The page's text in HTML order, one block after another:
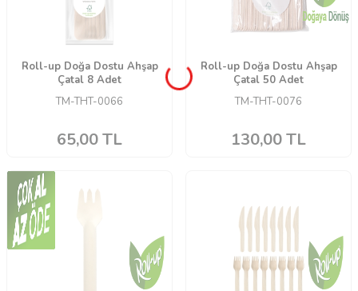
Roll-up Doğa Dostu Ahşap
Çatal 8 Adet
TM-THT-0066
65,00TL
Roll-up Doğa Dostu Ahşap
Çatal 50 Adet
TM-THT-0076
130,00TL